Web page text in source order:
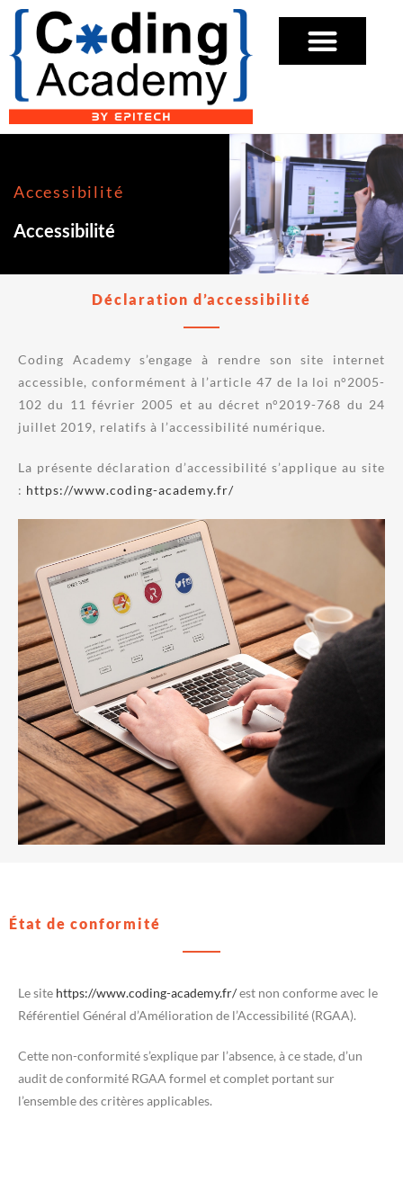
Accessibilité
Accessibilité
Déclaration d’accessibilité
Coding Academy s’engage à rendre son site internet
accessible, conformément à l’article 47 de la loi n°2005-
102 du 11 février 2005 et au décret n°2019-768 du 24
juillet 2019, relatifs à l’accessibilité numérique.
La présente déclaration d’accessibilité s’applique au site
: https://www.coding-academy.fr/
État de conformité
Le site https://www.coding-academy.fr/est non conforme avec le
Référentiel Général d’Amélioration de l’Accessibilité (RGAA).
Cette non-conformité s’explique par l’absence, à ce stade, d’un
audit de conformité RGAA formel et complet portant sur
l’ensemble des critères applicables.